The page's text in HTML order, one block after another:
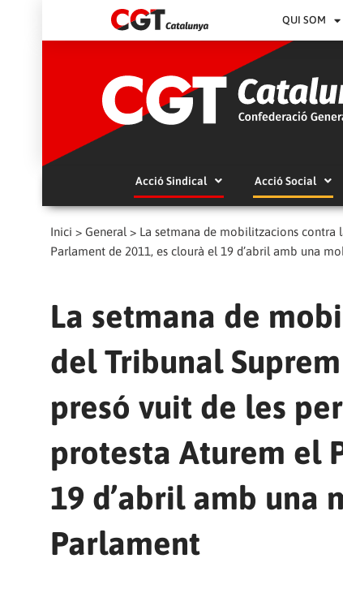
QUI SOM
Acció Sindical Acció Social
Inici > General > La setmana de mobilitzacions contra
Parlament de 2011, es clourà el 19 d’abril amb una
La setmana de
del Tribunal
presó vuit de les
protesta Aturem el
19 d’abril amb
Parlament